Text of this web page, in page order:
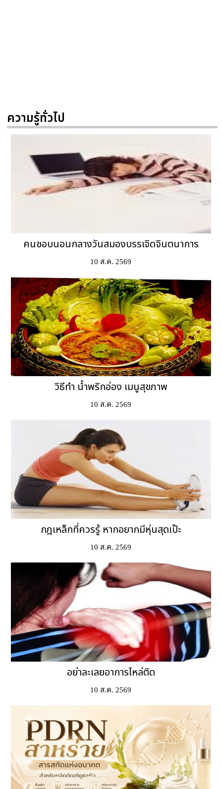
ความรู้ทั่วไป
คนชอบนอนกลางวันสมองบรรเจิดจินตนาการ
10 ส.ค. 2569
วิธีทำ น้ำพริกอ่อง เมนูสุขภาพ
10 ส.ค. 2569
กฎเหล็กที่ควรรู้ หากอยากมีหุ่นสุดเป๊ะ
10 ส.ค. 2569
อย่าละเลยอาการไหล่ติด
10 ส.ค. 2569